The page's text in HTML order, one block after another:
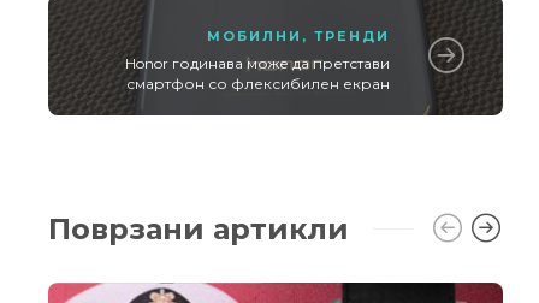
МОБИЛНИ , ТРЕНДИ
Honor годинава може да претстави
смартфон со флексибилен екран
Поврзани артикли